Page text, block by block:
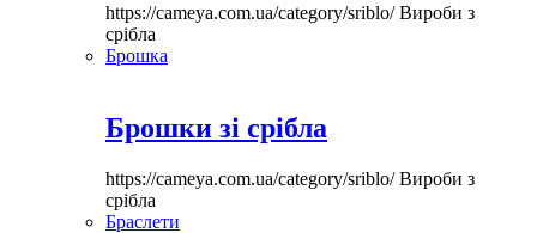
https://cameya.com.ua/category/sriblo/Вироби з
срібла
Брошка
Брошки зі срібла
https://cameya.com.ua/category/sriblo/Вироби з
срібла
Браслети